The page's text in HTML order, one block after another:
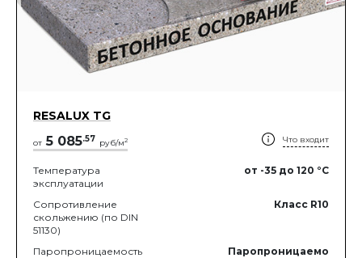
RESALUX TG
от 5 085.57 руб/м2 Что входит
Температура
эксплуатации
от -35 до 120 °C
Сопротивление
скольжению (по DIN
51130)
Класс R10
Паропроницаемость
Паропроницаемо